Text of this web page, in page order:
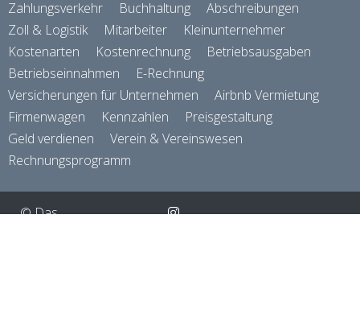
Zahlungsverkehr
Buchhaltung
Abschreibungen
Zoll & Logistik
Mitarbeiter
Kleinunternehmer
Kostenarten
Kostenrechnung
Betriebsausgaben
Betriebseinnahmen
E-Rechnung
Versicherungen für Unternehmen
Airbnb Vermietung
Firmenwagen
Kennzahlen
Preisgestaltung
Geld verdienen
Verein & Vereinswesen
Rechnungsprogramm
© Das